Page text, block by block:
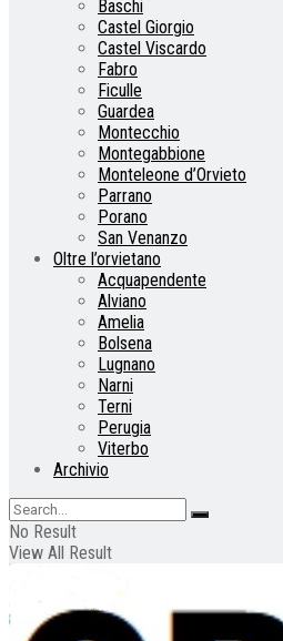
Baschi
Castel Giorgio
Castel Viscardo
Fabro
Ficulle
Guardea
Montecchio
Montegabbione
Monteleone d’Orvieto
Parrano
Porano
San Venanzo
Oltre l’orvietano
Acquapendente
Alviano
Amelia
Bolsena
Lugnano
Narni
Terni
Perugia
Viterbo
Archivio
No Result
View All Result